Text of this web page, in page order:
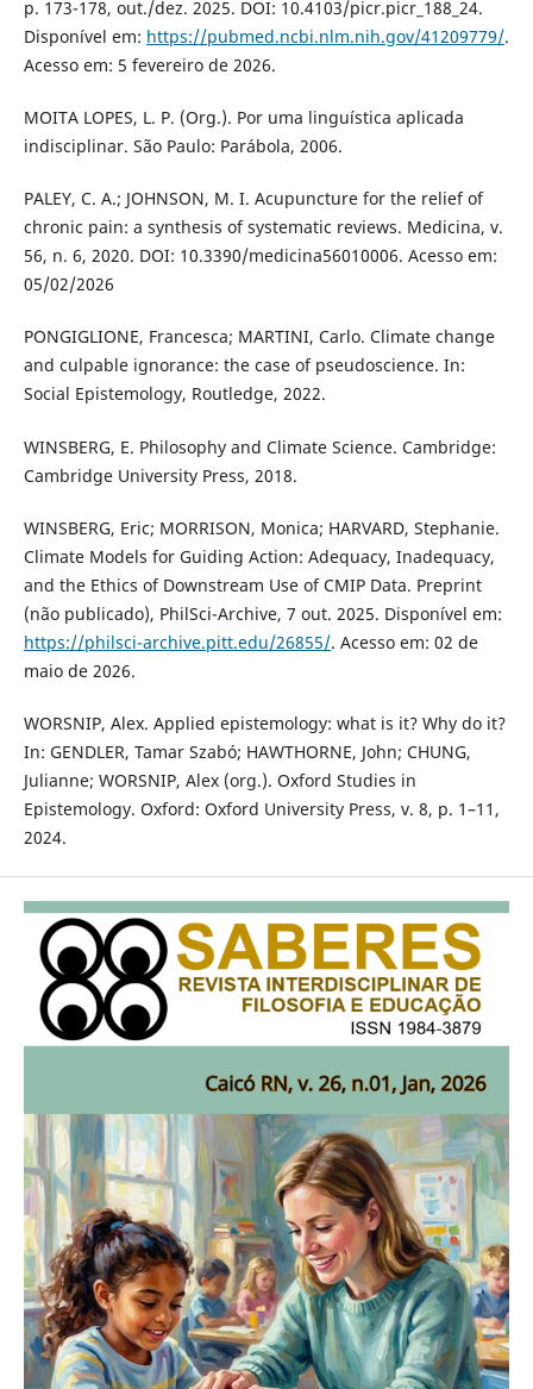
p. 173-178, out./dez. 2025. DOI: 10.4103/picr.picr_188_24.
Disponível em: https://pubmed.ncbi.nlm.nih.gov/41209779/.
Acesso em: 5 fevereiro de 2026.
MOITA LOPES, L. P. (Org.). Por uma linguística aplicada
indisciplinar. São Paulo: Parábola, 2006.
PALEY, C. A.; JOHNSON, M. I. Acupuncture for the relief of
chronic pain: a synthesis of systematic reviews. Medicina, v.
56, n. 6, 2020. DOI: 10.3390/medicina56010006. Acesso em:
05/02/2026
PONGIGLIONE, Francesca; MARTINI, Carlo. Climate change
and culpable ignorance: the case of pseudoscience. In:
Social Epistemology, Routledge, 2022.
WINSBERG, E. Philosophy and Climate Science. Cambridge:
Cambridge University Press, 2018.
WINSBERG, Eric; MORRISON, Monica; HARVARD, Stephanie.
Climate Models for Guiding Action: Adequacy, Inadequacy,
and the Ethics of Downstream Use of CMIP Data. Preprint
(não publicado), PhilSci-Archive, 7 out. 2025. Disponível em:
https://philsci-archive.pitt.edu/26855/. Acesso em: 02 de
maio de 2026.
WORSNIP, Alex. Applied epistemology: what is it? Why do it?
In: GENDLER, Tamar Szabó; HAWTHORNE, John; CHUNG,
Julianne; WORSNIP, Alex (org.). Oxford Studies in
Epistemology. Oxford: Oxford University Press, v. 8, p. 1–11,
2024.